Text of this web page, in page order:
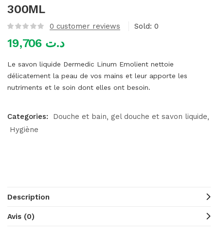
300ML
0 customer reviews Sold: 0
د.ت
Le savon liquide Dermedic Linum Emolient nettoie
délicatement la peau de vos mains et leur apporte les
nutriments et le soin dont elles ont besoin.
Categories: Douche et bain gel douche et savon liquide
Hygiène
Description
Avis (0)